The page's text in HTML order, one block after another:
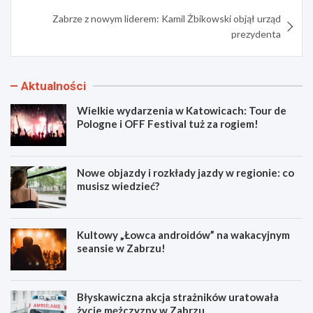
Zabrze z nowym liderem: Kamil Żbikowski objął urząd
prezydenta
Aktualności
Wielkie wydarzenia w Katowicach: Tour de
Pologne i OFF Festival tuż za rogiem!
Nowe objazdy i rozkłady jazdy w regionie: co
musisz wiedzieć?
Kultowy „Łowca androidów” na wakacyjnym
seansie w Zabrzu!
Błyskawiczna akcja strażników uratowała
życie mężczyzny w Zabrzu